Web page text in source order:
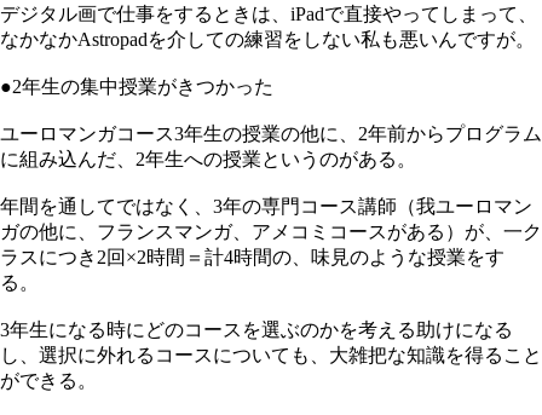
デジタル画で仕事をするときは、iPadで直接やってしまって、
なかなかAstropadを介しての練習をしない私も悪いんですが。
●2年生の集中授業がきつかった
ユーロマンガコース3年生の授業の他に、2年前からプログラム
に組み込んだ、2年生への授業というのがある。
年間を通してではなく、3年の専門コース講師（我ユーロマン
ガの他に、フランスマンガ、アメコミコースがある）が、一ク
ラスにつき2回×2時間＝計4時間の、味見のような授業をす
る。
3年生になる時にどのコースを選ぶのかを考える助けになる
し、選択に外れるコースについても、大雑把な知識を得ること
ができる。